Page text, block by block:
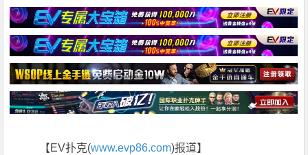
【EV扑克(www.evp86.com)报道】